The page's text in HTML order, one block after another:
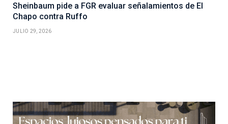
Sheinbaum pide a FGR evaluar señalamientos de El
Chapo contra Ruffo
JULIO 29, 2026